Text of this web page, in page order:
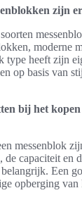
zijn
moderne
type heeft zijn
op basis van
bij het kopen
messenblok
de capaciteit en
Een
opberging van